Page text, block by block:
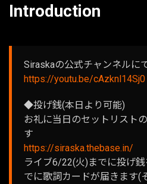
Introduction
Siraskaの公式チャンネルに
https://youtu.be/cAzknl14Sj0
◆投げ銭(本日より可能)
お礼に当日のセットリスト
す
https://siraska.thebase.in/
ライブ6/22(火)までに投げ
でに歌詞カードが届きます(